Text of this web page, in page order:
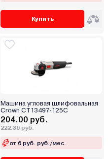
Купить
Машина угловая шлифовальная
Crown CT13497-125C
204.00 руб.
222.36 руб.
от 6 руб. руб./мес.